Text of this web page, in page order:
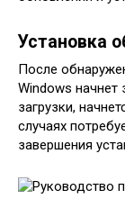
Установка
После
Windows начнет
загрузки,
случаях
завершения